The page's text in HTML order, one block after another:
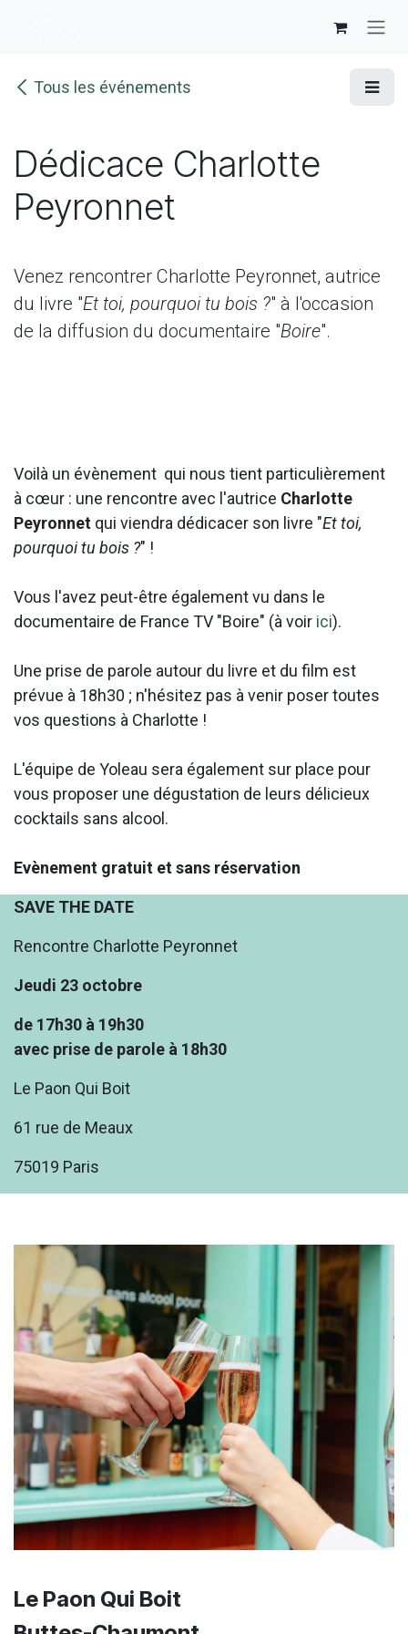
Tous les événements
Dédicace Charlotte
Peyronnet
Venez rencontrer Charlotte Peyronnet, autrice
du livre "Et toi, pourquoi tu bois ?" à l'occasion
de la diffusion du documentaire "Boire".
Voilà un évènement qui nous tient particulièrement
à cœur : une rencontre avec l'autrice Charlotte
Peyronnet qui viendra dédicacer son livre "Et toi,
pourquoi tu bois ?" !
Vous l'avez peut-être également vu dans le
documentaire de France TV "Boire" (à voir ici).
Une prise de parole autour du livre et du film est
prévue à 18h30 ; n'hésitez pas à venir poser toutes
vos questions à Charlotte !
L'équipe de Yoleau sera également sur place pour
vous proposer une dégustation de leurs délicieux
cocktails sans alcool.
Evènement gratuit et sans réservation
SAVE THE DATE
Rencontre Charlotte Peyronnet
Jeudi 23 octobre
de 17h30 à 19h30
avec prise de parole à 18h30
Le Paon Qui Boit
61 rue de Meaux
75019 Paris
Le Paon Qui Boit